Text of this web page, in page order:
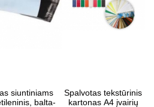
siuntiniams
balta-
Spalvotas tekstūrinis
kartonas A4 įvairių